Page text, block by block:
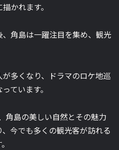
かれます。
角島は一躍注目を集め、観光
多くなり、ドラマのロケ地巡
ています。
角島の美しい自然とその魅力
今でも多くの観光客が訪れる